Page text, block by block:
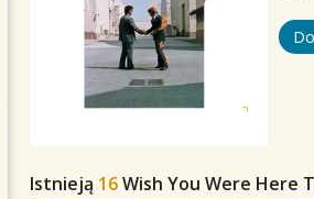
Istnieją 16Wish You Were Here